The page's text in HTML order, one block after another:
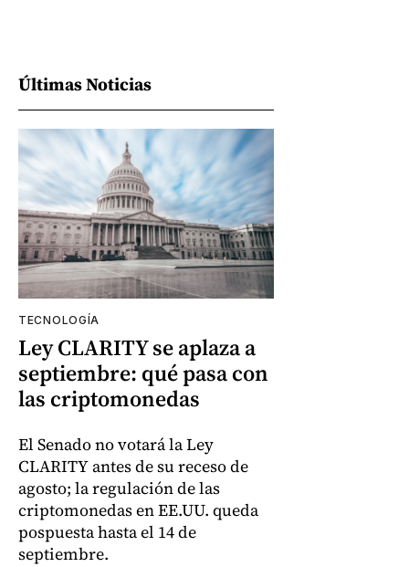
Últimas Noticias
TECNOLOGÍA
Ley CLARITY se aplaza a
septiembre: qué pasa con
las criptomonedas
El Senado no votará la Ley
CLARITY antes de su receso de
agosto; la regulación de las
criptomonedas en EE.UU. queda
pospuesta hasta el 14 de
septiembre.